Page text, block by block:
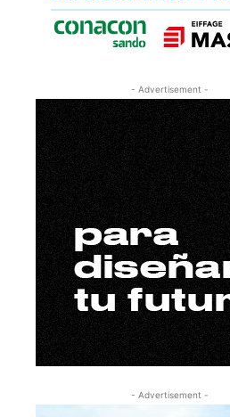
- Advertisement -
- Advertisement -